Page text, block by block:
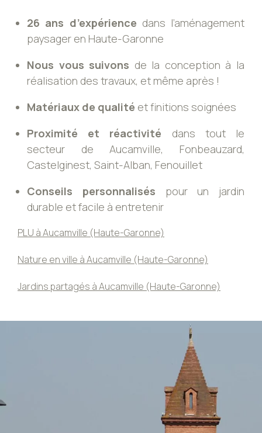
26 ans d’expérience dans l’aménagement
paysager en Haute-Garonne
Nous vous suivons de la conception à la
réalisation des travaux, et même après !
Matériaux de qualité et finitions soignées
Proximité et réactivité dans tout le
secteur de Aucamville, Fonbeauzard,
Castelginest, Saint-Alban, Fenouillet
Conseils personnalisés pour un jardin
durable et facile à entretenir
PLU à Aucamville (Haute-Garonne)
Nature en ville à Aucamville (Haute-Garonne)
Jardins partagés à Aucamville (Haute-Garonne)